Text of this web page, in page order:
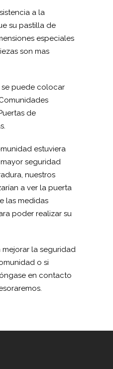
a la
su pastilla de
especiales
son mas
se puede colocar
de
estuviera
seguridad
nuestros
a ver la puerta
las medidas
poder realizar su
mejorar la seguridad
o si
en contacto